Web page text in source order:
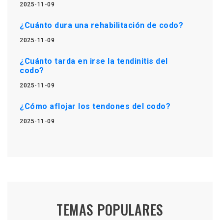
2025-11-09
¿Cuánto dura una rehabilitación de codo?
2025-11-09
¿Cuánto tarda en irse la tendinitis del
codo?
2025-11-09
¿Cómo aflojar los tendones del codo?
2025-11-09
TEMAS POPULARES